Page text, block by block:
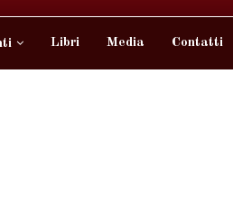
Libri Media Contatti